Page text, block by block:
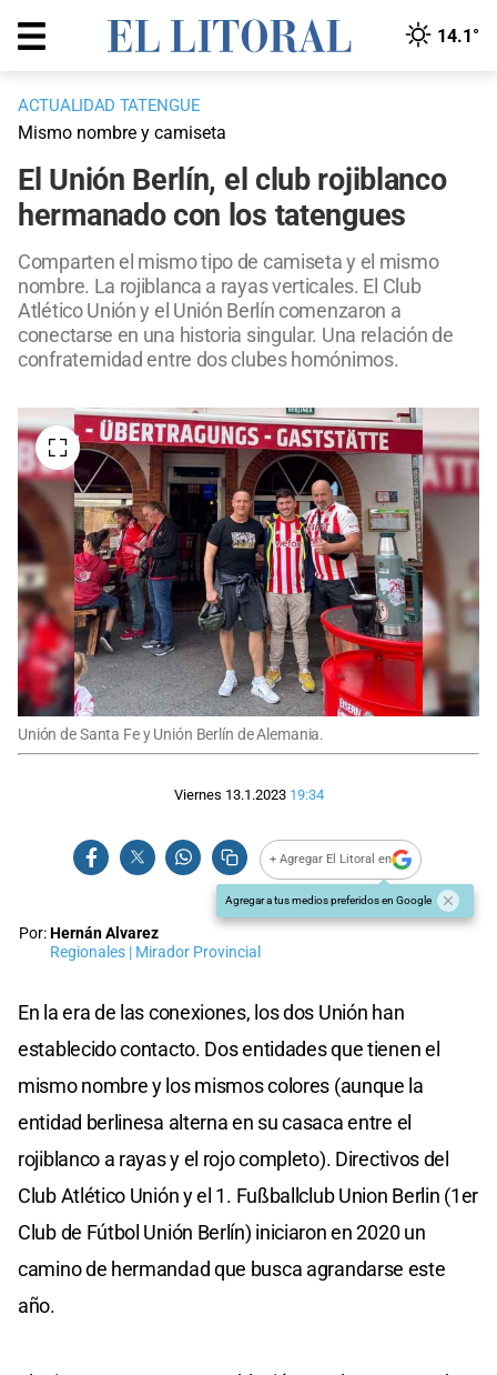
14.1°
ACTUALIDAD TATENGUE
Mismo nombre y camiseta
El Unión Berlín, el club rojiblanco
hermanado con los tatengues
Comparten el mismo tipo de camiseta y el mismo
nombre. La rojiblanca a rayas verticales. El Club
Atlético Unión y el Unión Berlín comenzaron a
conectarse en una historia singular. Una relación de
confraternidad entre dos clubes homónimos.
Unión de Santa Fe y Unión Berlín de Alemania.
Viernes 13.1.2023 19:34
+ Agregar El Litoral en
Agregar a tus medios preferidos en Google
Por:Hernán Alvarez
Regionales | Mirador Provincial
En la era de las conexiones, los dos Unión han
establecido contacto. Dos entidades que tienen el
mismo nombre y los mismos colores (aunque la
entidad berlinesa alterna en su casaca entre el
rojiblanco a rayas y el rojo completo). Directivos del
Club Atlético Unión y el 1. Fußballclub Union Berlin (1er
Club de Fútbol Unión Berlín) iniciaron en 2020 un
camino de hermandad que busca agrandarse este
año.